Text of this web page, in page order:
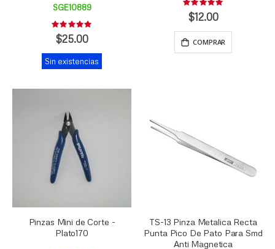
SGE10889
Rating:
0%
$25.00
Sin existencias
Rating:
0%
$12.00
COMPRAR
Pinzas Mini de Corte -
Plato170
TS-13 Pinza Metalica Recta
Punta Pico De Pato Para Smd
Anti Magnetica